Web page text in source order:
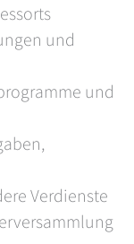
und
und
Verdienste